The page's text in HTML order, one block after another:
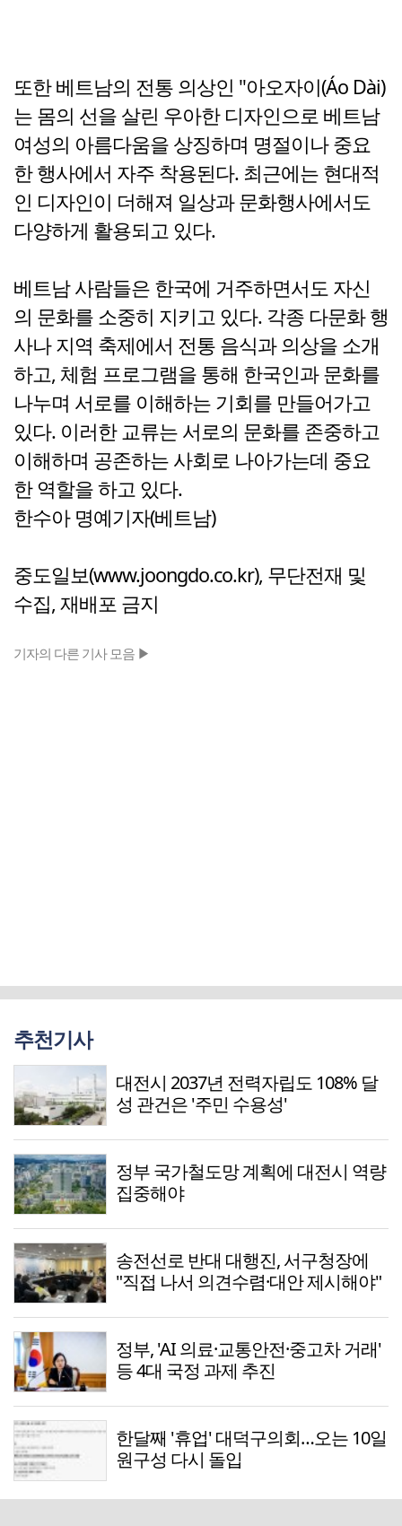
또한 베트남의 전통 의상인 "아오자이(Áo Dài)
는 몸의 선을 살린 우아한 디자인으로 베트남
여성의 아름다움을 상징하며 명절이나 중요
한 행사에서 자주 착용된다. 최근에는 현대적
인 디자인이 더해져 일상과 문화행사에서도
다양하게 활용되고 있다.
베트남 사람들은 한국에 거주하면서도 자신
의 문화를 소중히 지키고 있다. 각종 다문화 행
사나 지역 축제에서 전통 음식과 의상을 소개
하고, 체험 프로그램을 통해 한국인과 문화를
나누며 서로를 이해하는 기회를 만들어가고
있다. 이러한 교류는 서로의 문화를 존중하고
이해하며 공존하는 사회로 나아가는데 중요
한 역할을 하고 있다.
한수아 명예기자(베트남)
중도일보(www.joongdo.co.kr), 무단전재 및
수집, 재배포 금지
기자의 다른 기사 모음 ▶
추천기사
대전시 2037년 전력자립도 108% 달
성 관건은 '주민 수용성'
정부 국가철도망 계획에 대전시 역량
집중해야
송전선로 반대 대행진, 서구청장에
"직접 나서 의견수렴·대안 제시해야"
정부, 'AI 의료·교통안전·중고차 거래'
등 4대 국정 과제 추진
한달째 '휴업' 대덕구의회…오는 10일
원구성 다시 돌입